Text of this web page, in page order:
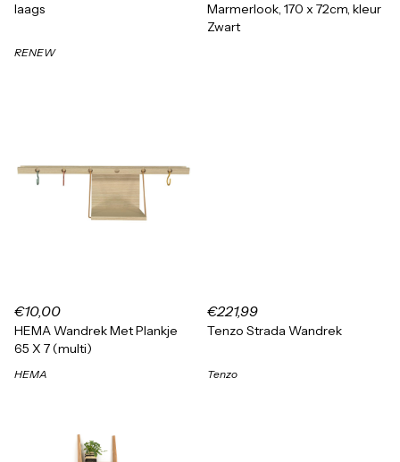
laags
RENEW
Marmerlook, 170 x 72cm, kleur
Zwart
€10,00
HEMA Wandrek Met Plankje
65 X 7 (multi)
HEMA
€221,99
Tenzo Strada Wandrek
Tenzo